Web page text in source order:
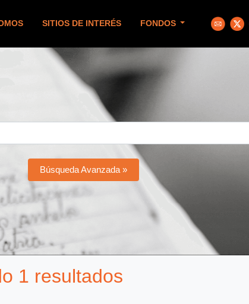
SITIOS DE INTERÉS FONDOS
Búsqueda Avanzada »
1 resultados